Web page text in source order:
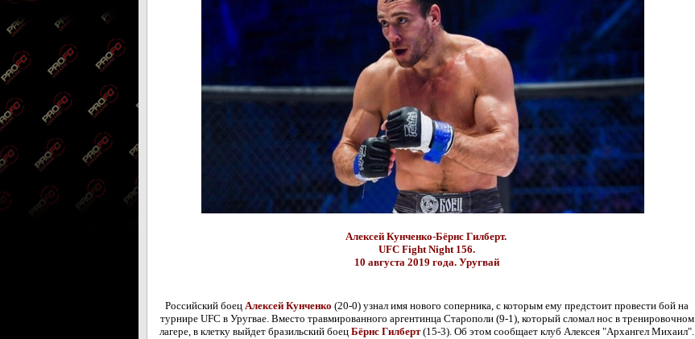
Алексей Кунченко-Бёрнс Гилберт.
UFC Fight Night 156.
10 августа 2019 года. Уругвай
Российский боец Алексей Кунченко (20-0) узнал имя нового соперника, с которым ему предстоит провести бой на
турнире UFC в Уругвае. Вместо травмированного аргентинца Старополи (9-1), который сломал нос в тренировочном
лагере, в клетку выйдет бразильский боец Бёрнс Гилберт(15-3). Об этом сообщает клуб Алексея "Архангел Михаил".